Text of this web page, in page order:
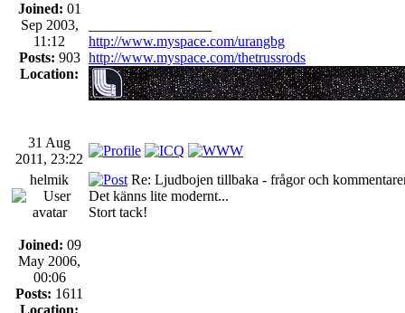
Joined: 01
Sep 2003,
11:12
Posts: 903
Location:
http://www.myspace.com/urangbg
http://www.myspace.com/thetrussrods
31 Aug
2011, 23:22
helmik
Joined: 09
May 2006,
00:06
Posts: 1611
Location:
Re: Ljudbojen tillbaka - frågor och
Det känns lite modernt...
Stort tack!